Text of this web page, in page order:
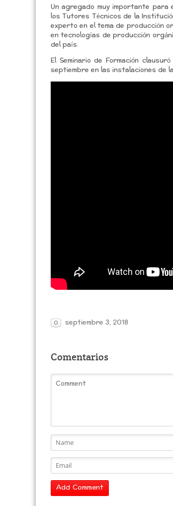
Un agregado muy importante para
los Tutores Técnicos de la
experto en el tema de producción
en tecnologías de producción
del país.
El Seminario de Formación
septiembre en las instalaciones de
0 septiembre 3, 2018
Comentarios